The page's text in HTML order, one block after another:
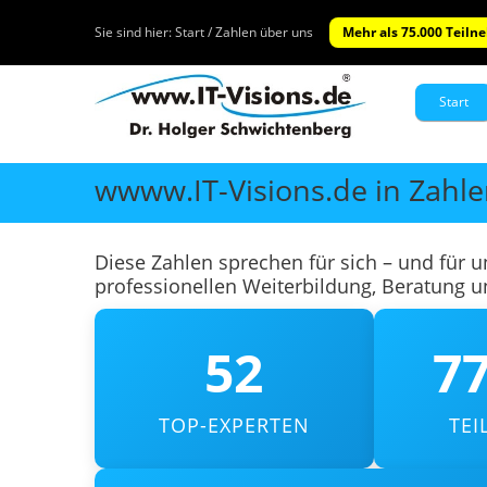
Sie sind hier:Start / Zahlen über uns Mehr als 75.000
Start
wwww.IT-Visions.de in
Diese Zahlen sprechen für sich – und für
professionellen Weiterbildung, Beratung
52
TOP-EXPERTEN